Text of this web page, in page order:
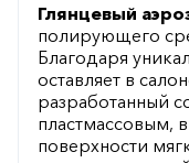
Глянцевый
полирующего
Благодаря
оставляет в
разработанный
пластмассовым,
поверхности